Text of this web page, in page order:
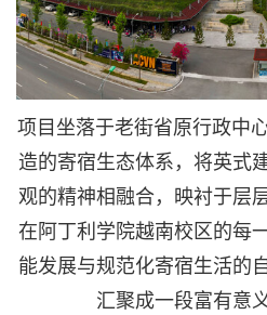
项目坐落于老街省原行政中
造的寄宿生态体系，将英式
观的精神相融合，映衬于层
在阿丁利学院越南校区的每
能发展与规范化寄宿生活的
汇聚成一段富有意